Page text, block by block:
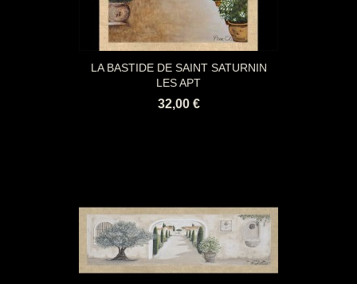
LA BASTIDE DE SAINT SATURNIN
LES APT
32,00 €